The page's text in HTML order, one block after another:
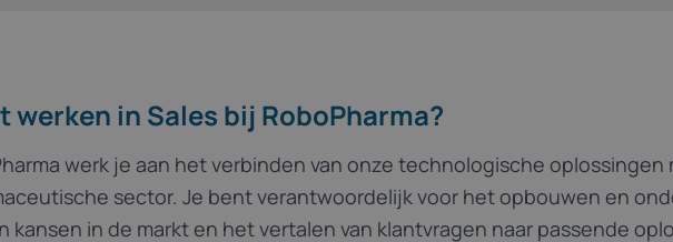
werken in Sales bij RoboPharma?
werk je aan het verbinden van onze technologische
sector. Je bent verantwoordelijk voor het opbouwen en
kansen in de markt en het vertalen van klantvragen naar passende